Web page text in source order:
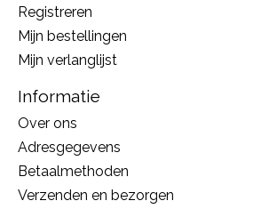
Registreren
Mijn bestellingen
Mijn verlanglijst
Informatie
Over ons
Adresgegevens
Betaalmethoden
Verzenden en bezorgen